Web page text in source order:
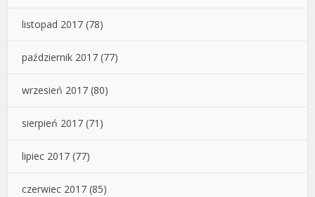
listopad 2017 (78)
październik 2017 (77)
wrzesień 2017 (80)
sierpień 2017 (71)
lipiec 2017 (77)
czerwiec 2017 (85)